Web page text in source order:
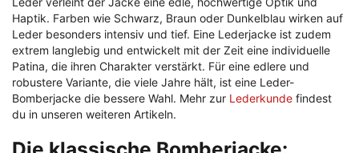
Haptik. Farben wie Schwarz, Braun oder Dunkelblau wirken auf
Leder besonders intensiv und tief. Eine Lederjacke ist zudem
extrem langlebig und entwickelt mit der Zeit eine individuelle
Patina, die ihren Charakter verstärkt. Für eine edlere und
robustere Variante, die viele Jahre hält, ist eine Leder-
Bomberjacke die bessere Wahl. Mehr zur Lederkunde findest
du in unseren weiteren Artikeln.